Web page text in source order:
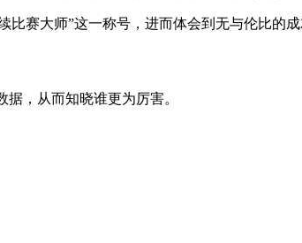
比赛大师”这一称号，进而体会到无与伦比的
，从而知晓谁更为厉害。